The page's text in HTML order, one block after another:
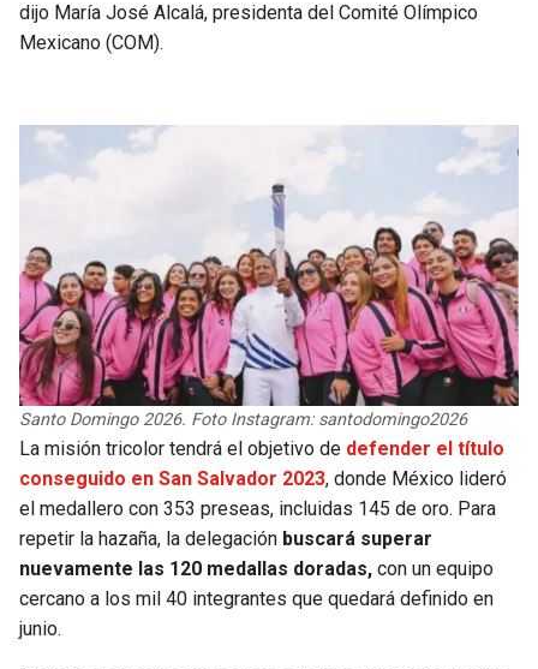
SAINTS
dijo María José Alcalá, presidenta del Comité Olímpico
Mexicano (COM).
Santo Domingo 2026. Foto Instagram: santodomingo2026
La misión tricolor tendrá el objetivo de defender el título
conseguido en San Salvador 2023, donde México lideró
el medallero con 353 preseas, incluidas 145 de oro. Para
repetir la hazaña, la delegación buscará superar
nuevamente las 120 medallas doradas, con un equipo
cercano a los mil 40 integrantes que quedará definido en
junio.